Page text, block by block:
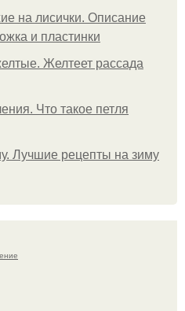
на лисички. Описание
и пластинки
Желтеет рассада
Что такое петля
Лучшие рецепты на зиму